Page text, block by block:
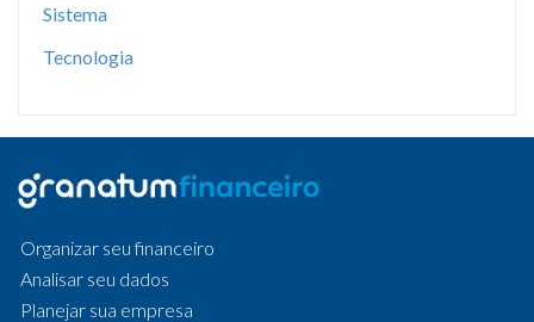
Sistema
Tecnologia
Organizar seu financeiro
Analisar seu dados
Planejar sua empresa